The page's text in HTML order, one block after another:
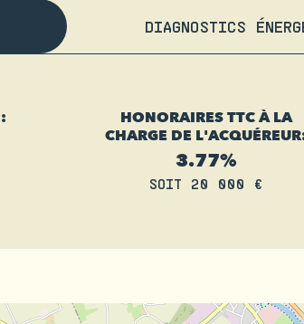
DIAGNOSTICS
HONORAIRES TTC À LA
CHARGE DE
3.77%
SOIT 20 000 €